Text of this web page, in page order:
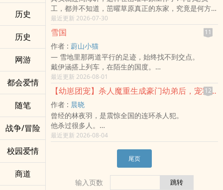
历史
历史
网游
都会爱情
随笔
战争/冒险
校园爱情
商道
（ 第一章 ）
（ 第二章 ）
（ 第三章 ）
（ 第四章 ）
（ 第五章 ）
（ 第六章 ）
△
【阅读须知】：
1、本书为『短篇集』系列中的其中一作，未读其他作
品『并不影响』阅读体验，敬请安心服用。
2、本书自开始更新日起，预画将采『每周六』上传
『一章』为更新方式，实际更新进度将以产文进度为
主。
3、封面图：已完成。
△
个人IG | alpha0725 | 欢迎留言互追！
E-Mail | alpha0715@ymail.com
域外连结 | /user/111902
个人网站 | /SilenceDogood
《矢车菊》
后作预定：《帕帕拉恰》迹色(番外)
风花雪月系列
《栖风》
曾以为自己是被抛下的孩子，经历葬礼的洗礼后，才明
白：
有些离开并非不爱，而是当时的她们都太小，都没有能
力把爱留下。
如今，婉婷站命运岔口，会做出什么样的决定⋯⋯
被留下的人，是否也能选择不再重复同样的遗憾？
我们终其一生，都在替那时候的自己，重新选一次爱。
工，都并不知道，茁曜草原真正的东家，究竟是何方神
圣。
每次股东们，召开董事会的时候。
实际上那席董事长的座位，十几年如一日的，从来都是
不见人影坐在上面。
而神奇的是，茁曜草原真正的主理人是谁，虽然不为外
界所知。
然而，这家宠物旅舍，却是放眼整个宁夏国，屈指一数
的大企业。
要说市值，绝对高达8位数字，甚至更多。
让人不禁联想，像这般的成功企业。
幕后真正的轴心推手，那个垂帘之后的决策者，究竟是
谁？
最近更新 2026-07-30
雪国 11
作者 : 蔚山小猫
— 雪地里那两道平行的足迹，始终找不到交点。
戴伊涵搭上列车，在陌生的国度。
身边坐着她最熟悉的人。
她们几乎什么都没带，但只要有彼此，好像就拥有一
切。
一个礼拜的旅行，是她亲手打造的梦境。
在这场雪下完之前，她还不想清醒。
#短篇 #疗愈 #姐弟
最近更新 2026-08-01
【幼崽团宠】杀人魔重生成豪门幼弟后，宠我的家人全是我杀过的人
12
作者 : 晨晓
曾经的林夜羽，是震惊全国的连环杀人犯。
他杀过很多人。
其中也包括林家。
那个温柔的母亲、严厉的父亲，还有四个哥哥，全都曾
死亡后再次睁开眼，他变成了一个三岁孩子。
而眼前的家人，正是那些被他亲手杀死的人。
他们不记得那场血案。
最近更新 2026-08-04
尾页
输入页数